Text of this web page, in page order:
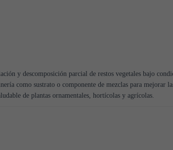
y descomposición parcial de restos vegetales bajo
como sustrato o componente de mezclas para mejorar
de plantas ornamentales, hortícolas y agrícolas.